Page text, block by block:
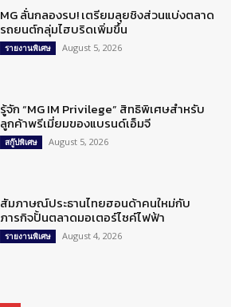
MG ลั่นกลองรบ! เตรียมลุยชิงส่วนแบ่งตลาด
รถยนต์กลุ่มไฮบริดเพิ่มขึ้น
รายงานพิเศษ August 5, 2026
รู้จัก “MG IM Privilege” สิทธิพิเศษสำหรับ
ลูกค้าพรีเมี่ยมของแบรนด์เอ็มจี
สกู๊ปพิเศษ August 5, 2026
สัมภาษณ์ประธานไทยฮอนด้าคนใหม่กับ
ภารกิจปั้นตลาดมอเตอร์ไซค์ไฟฟ้า
รายงานพิเศษ August 4, 2026